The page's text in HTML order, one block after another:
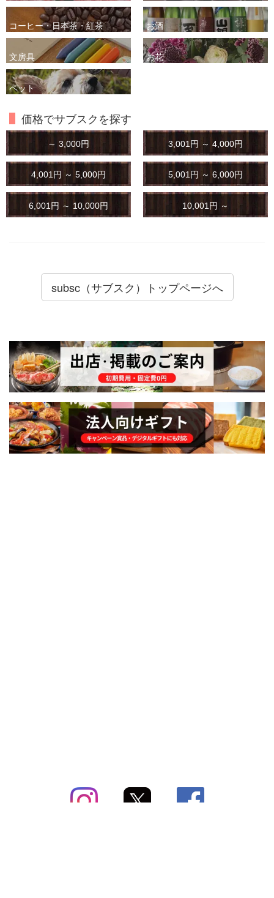
コーヒー・日本茶・紅茶 お酒
文房具 お花
ペット
価格でサブスクを探す
～ 3,000円 3,001円 ～ 4,000円
4,001円 ～ 5,000円 5,001円 ～ 6,000円
6,001円 ～ 10,000円 10,001円 ～
subsc（サブスク）トップページへ